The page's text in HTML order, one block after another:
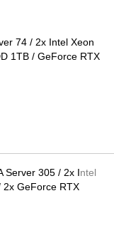
74 / 2x Intel Xeon
1TB / GeForce RTX